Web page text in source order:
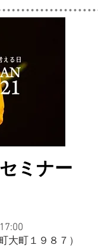
ミナー
大町１９８７）